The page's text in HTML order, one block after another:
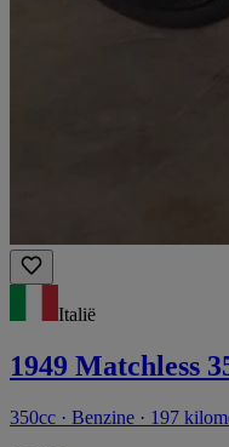
Italië
1949 Matchless
350cc · Benzine · 197